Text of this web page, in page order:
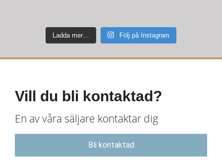
Ladda mer… Följ på Instagram
Vill du bli kontaktad?
En av våra säljare kontaktar dig
Bli kontaktad